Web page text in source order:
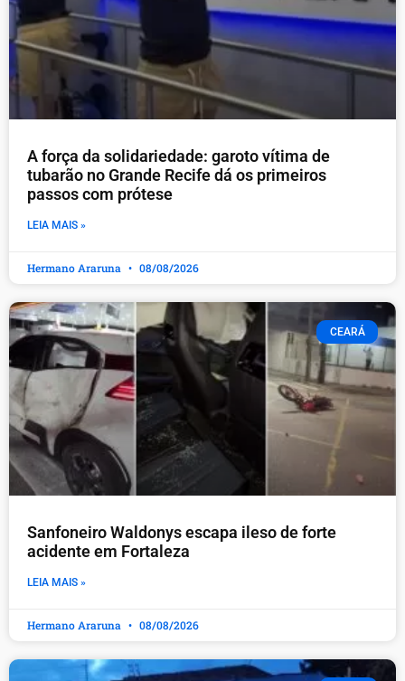
A força da solidariedade: garoto vítima de
tubarão no Grande Recife dá os primeiros
passos com prótese
LEIA MAIS »
Hermano Araruna 08/08/2026
CEARÁ
Sanfoneiro Waldonys escapa ileso de forte
acidente em Fortaleza
LEIA MAIS »
Hermano Araruna 08/08/2026